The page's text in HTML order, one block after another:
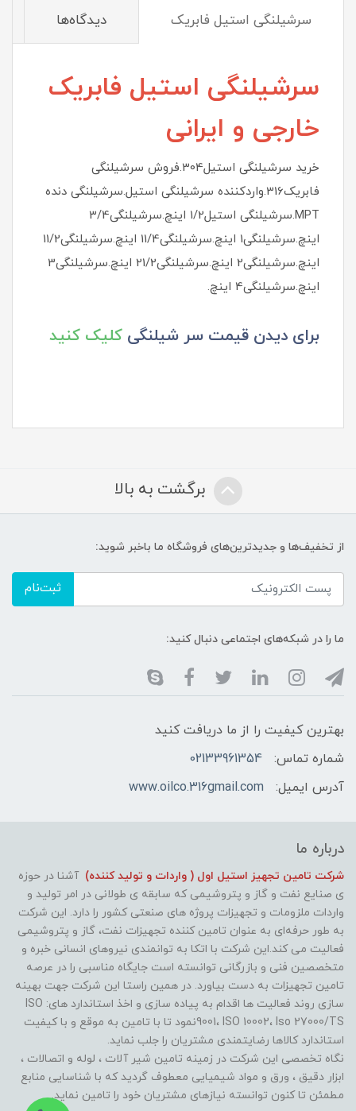
سرشیلنگی استیل فابریک دیدگاه‌ها
سرشیلنگی استیل فابریک
خارجی و ایرانی
خرید سرشیلنگی استیل304.فروش سرشیلنگی
فابریک316.واردکننده سرشیلنگی استیل.سرشیلنگی دنده
MPT.سرشیلنگی استیل1/2 اینچ.سرشیلنگی3/4
اینچ.سرشیلنگی1 اینچ.سرشیلنگی11/4 اینچ.سرشیلنگی11/2
اینچ.سرشیلنگی2 اینچ.سرشیلنگی21/2 اینچ.سرشیلنگی3
اینچ.سرشیلنگی4 اینچ.
برای دیدن قیمت سر شیلنگی کلیک کنید
برگشت به بالا
از تخفیف‌ها و جدیدترین‌های فروشگاه ما باخبر شوید:
ثبت‌نام
ما را در شبکه‌های اجتماعی دنبال کنید:
بهترین کیفیت را از ما دریافت کنید
شماره تماس:
02133961354
آدرس ایمیل:
www.oilco.316gmail.com
درباره ما
شرکت تامین تجهیز استیل اول ( واردات و تولید کننده) آشنا در حوزه
ی صنایع نفت و گاز و پتروشیمی که سابقه ی طولانی در امر تولید و
واردات ملزومات و تجهیزات پروژه های صنعتی کشور را دارد. این شرکت
به طور حرفه‌ای به عنوان تامین کننده تجهیزات نفت، گاز و پتروشیمی
فعالیت می کند.این شرکت با اتکا به توانمندی نیروهای انسانی خبره و
متخصصین فنی و بازرگانی توانسته است جایگاه مناسبی را در عرصه
تامین تجهیزات به دست بیاورد. در همین راستا این شرکت جهت بهینه
سازی روند فعالیت ها اقدام به پیاده سازی و اخذ استاندارد های: ISO
9001، ISO 10002، Iso 27000/TSنمود تا با تامین به موقع و با کیفیت
استاندارد کالاها رضایتمندی مشتریان را جلب نماید.
نگاه تخصصی این شرکت در زمینه تامین شیر آلات ، لوله و اتصالات ،
ابزار دقیق ، ورق و مواد شیمیایی معطوف گردید که با شناسایی منابع
مطمئن تا کنون توانسته نیازهای مشتریان خود را تامین نماید.